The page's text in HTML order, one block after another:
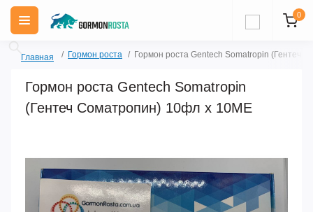
0
Главная Гормон роста Гормон роста Gentech Somatropin (Гентеч
Гормон роста Gentech Somatropin
(Гентеч Соматропин) 10фл х 10ME